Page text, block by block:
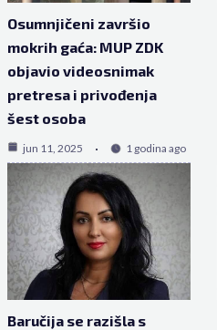
Osumnjičeni završio
mokrih gaća: MUP ZDK
objavio videosnimak
pretresa i privođenja
šest osoba
jun 11, 2025 1 godina ago
Baručija se razišla s